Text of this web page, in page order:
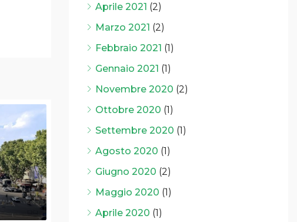
Aprile 2021 (2)
Marzo 2021 (2)
Febbraio 2021 (1)
Gennaio 2021 (1)
Novembre 2020 (2)
Ottobre 2020 (1)
Settembre 2020 (1)
Agosto 2020 (1)
Giugno 2020 (2)
Maggio 2020 (1)
Aprile 2020 (1)